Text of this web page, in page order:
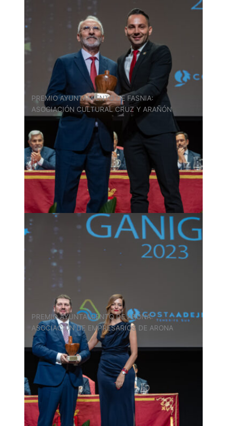
PREMIO AYUNTAMIENTO DE FASNIA:
ASOCIACIÓN CULTURAL CRUZ Y ARAÑÓN
PREMIO AYUNTAMIENTO DE ARONA:
ASOCIACIÓN DE EMPRESARIOS DE ARONA